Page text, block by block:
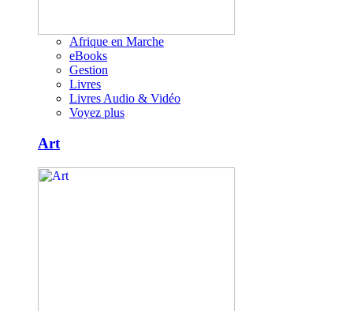
Afrique en Marche
eBooks
Gestion
Livres
Livres Audio & Vidéo
Voyez plus
Art